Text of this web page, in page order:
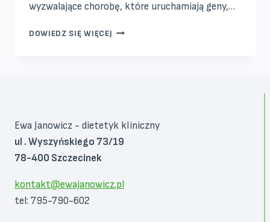
wyzwalające chorobę, które uruchamiają geny,…
DOWIEDZ SIĘ WIĘCEJ HASHIMOTO
Ewa Janowicz - dietetyk kliniczny
ul . Wyszyńskiego 73/19
78-400 Szczecinek
kontakt@ewajanowicz.pl
tel: 795-790-602